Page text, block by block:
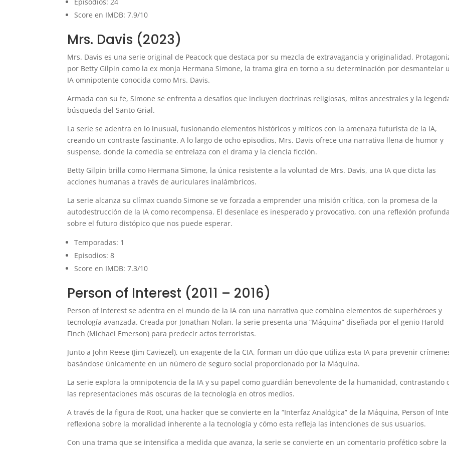
Episodios: 24
Score en IMDB: 7.9/10
Mrs. Davis (2023)
Mrs. Davis es una serie original de Peacock que destaca por su mezcla de extravagancia y originalidad.
por Betty Gilpin como la ex monja Hermana Simone, la trama gira en torno a su determinación por desmantelar
IA omnipotente conocida como Mrs. Davis.
Armada con su fe, Simone se enfrenta a desafíos que incluyen doctrinas religiosas, mitos ancestrales y la
búsqueda del Santo Grial.
La serie se adentra en lo inusual, fusionando elementos históricos y míticos con la amenaza futurista de la IA,
creando un contraste fascinante. A lo largo de ocho episodios, Mrs. Davis ofrece una narrativa llena de humor y
suspense, donde la comedia se entrelaza con el drama y la ciencia ficción.
Betty Gilpin brilla como Hermana Simone, la única resistente a la voluntad de Mrs. Davis, una IA que dicta las
acciones humanas a través de auriculares inalámbricos.
La serie alcanza su clímax cuando Simone se ve forzada a emprender una misión crítica, con la promesa de la
autodestrucción de la IA como recompensa. El desenlace es inesperado y provocativo, con una reflexión profunda
sobre el futuro distópico que nos puede esperar.
Temporadas: 1
Episodios: 8
Score en IMDB: 7.3/10
Person of Interest (2011 – 2016)
Person of Interest se adentra en el mundo de la IA con una narrativa que combina elementos de superhéroes y
tecnología avanzada. Creada por Jonathan Nolan, la serie presenta una “Máquina” diseñada por el genio Harold
Finch (Michael Emerson) para predecir actos terroristas.
Junto a John Reese (Jim Caviezel), un exagente de la CIA, forman un dúo que utiliza esta IA para prevenir
basándose únicamente en un número de seguro social proporcionado por la Máquina.
La serie explora la omnipotencia de la IA y su papel como guardián benevolente de la humanidad, contrastando
las representaciones más oscuras de la tecnología en otros medios.
A través de la figura de Root, una hacker que se convierte en la “Interfaz Analógica” de la Máquina, Person of
reflexiona sobre la moralidad inherente a la tecnología y cómo esta refleja las intenciones de sus usuarios.
Con una trama que se intensifica a medida que avanza, la serie se convierte en un comentario profético sobre la